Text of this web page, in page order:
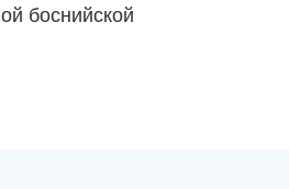
боснийской